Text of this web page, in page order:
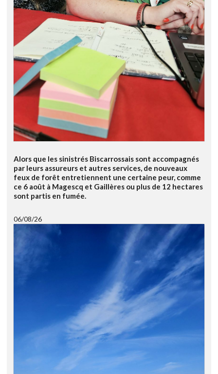
Alors que les sinistrés Biscarrossais sont accompagnés
par leurs assureurs et autres services, de nouveaux
feux de forêt entretiennent une certaine peur, comme
ce 6 août à Magescq et Gaillères ou plus de 12 hectares
sont partis en fumée.
06/08/26